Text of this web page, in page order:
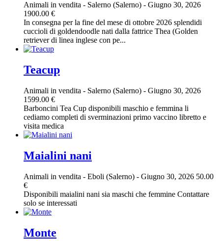
Animali in vendita - Salerno (Salerno) - Giugno 30, 2026
1900.00 €
In consegna per la fine del mese di ottobre 2026 splendidi
cuccioli di goldendoodle nati dalla fattrice Thea (Golden
retriever di linea inglese con pe...
Teacup
Animali in vendita - Salerno (Salerno) - Giugno 30, 2026
1599.00 €
Barboncini Tea Cup disponibili maschio e femmina li
cediamo completi di sverminazioni primo vaccino libretto e
visita medica
Maialini nani
Animali in vendita - Eboli (Salerno) - Giugno 30, 2026 50.00
€
Disponibili maialini nani sia maschi che femmine Contattare
solo se interessati
Monte